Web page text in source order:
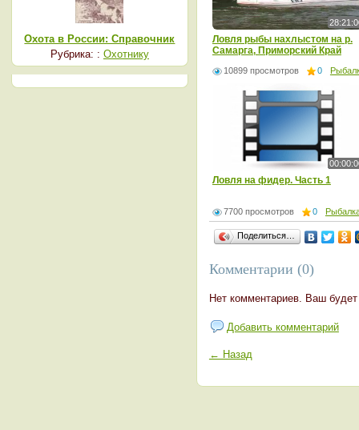
Ловля рыбы нахлыстом на р.
Самарга, Приморский Край
10899 просмотров 0
Ловля на фидер. Часть 1
7700 просмотров 0
Поделиться…
Комментарии (0)
Нет комментариев. Ваш
Добавить комментарий
← Назад
Охота в России: Справочник
Рубрика: : Охотнику